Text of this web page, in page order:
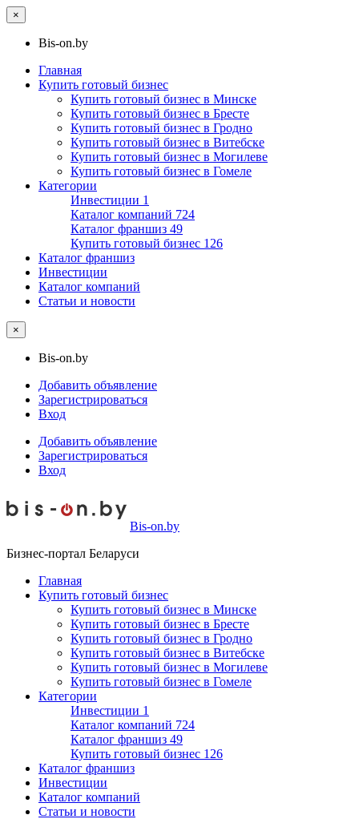
×
Bis-on.by
Главная
Купить готовый бизнес
Купить готовый бизнес в Минске
Купить готовый бизнес в Бресте
Купить готовый бизнес в Гродно
Купить готовый бизнес в Витебске
Купить готовый бизнес в Могилеве
Купить готовый бизнес в Гомеле
Категории
Инвестиции 1
Каталог компаний 724
Каталог франшиз 49
Купить готовый бизнес 126
Каталог франшиз
Инвестиции
Каталог компаний
Статьи и новости
×
Bis-on.by
Добавить объявление
Зарегистрироваться
Вход
Добавить объявление
Зарегистрироваться
Вход
Bis-on.by
Бизнес-портал Беларуси
Главная
Купить готовый бизнес
Купить готовый бизнес в Минске
Купить готовый бизнес в Бресте
Купить готовый бизнес в Гродно
Купить готовый бизнес в Витебске
Купить готовый бизнес в Могилеве
Купить готовый бизнес в Гомеле
Категории
Инвестиции 1
Каталог компаний 724
Каталог франшиз 49
Купить готовый бизнес 126
Каталог франшиз
Инвестиции
Каталог компаний
Статьи и новости